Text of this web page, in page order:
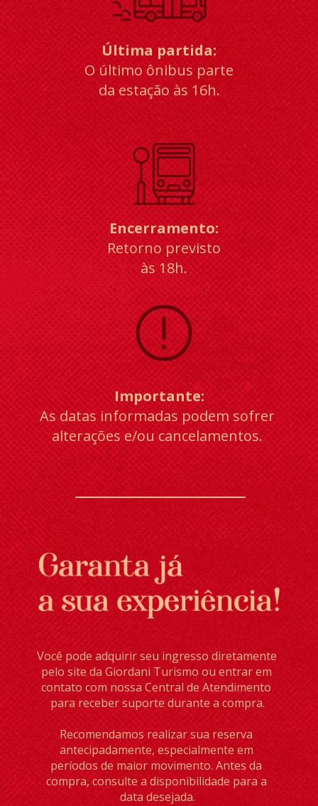
Você pode adquirir seu ingresso diretamente
pelo site da Giordani Turismo ou entrar em
contato com nossa Central de Atendimento
para receber suporte durante a compra.
Recomendamos realizar sua reserva
antecipadamente, especialmente em
períodos de maior movimento. Antes da
compra, consulte a disponibilidade para a
data desejada.
Última partida:
O último ônibus parte
da estação às 16h.
Encerramento:
Retorno previsto
às 18h.
Importante:
As datas informadas podem sofrer
alterações e/ou cancelamentos.